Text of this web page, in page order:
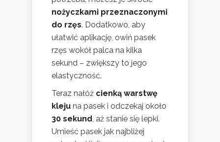
nożyczkami przeznaczonymi
do rzęs. Dodatkowo, aby
ułatwić aplikację, owiń pasek
rzęs wokół palca na kilka
sekund – zwiększy to jego
elastyczność.
Teraz nałóż cienką warstwę
kleju na pasek i odczekaj około
30 sekund, aż stanie się lepki.
Umieść pasek jak najbliżej